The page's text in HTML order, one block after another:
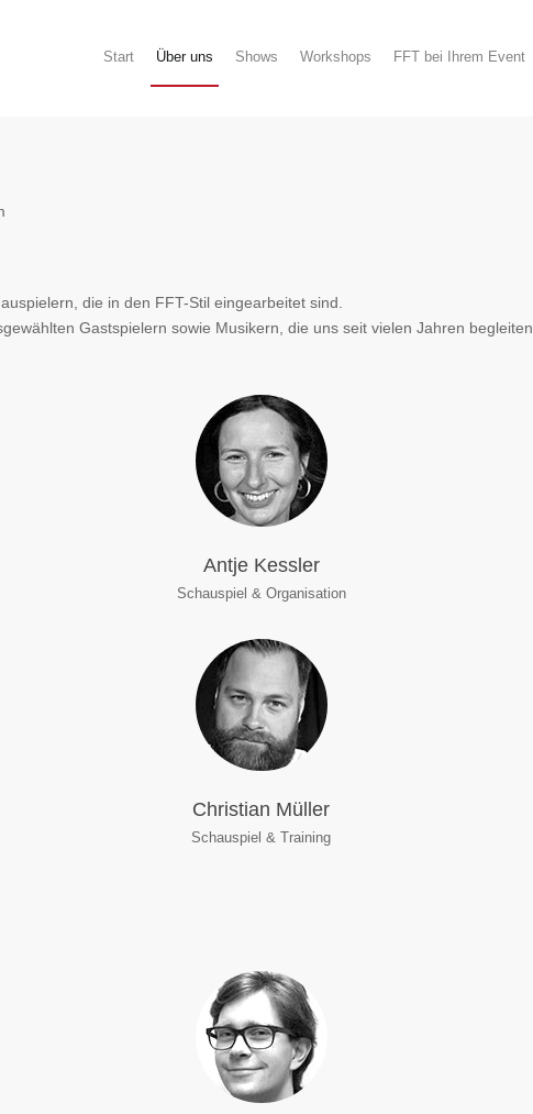
Start Über uns Shows Workshops FFT bei Ihrem Event
die in den FFT-Stil eingearbeitet sind.
Gastspielern sowie Musikern, die uns seit vielen Jahren begleiten.
Antje Kessler
Schauspiel & Organisation
Christian Müller
Schauspiel & Training